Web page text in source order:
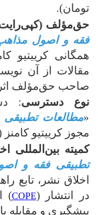
تومان).
حق‌مؤلف
فقه و اصول
همگانی کرییتیو
مقالات از آن
صاحب حق‌مؤلف
نوع دسترسی:
«مطالعات
مجوز کرییتیو کامنز
کمیته بین‌المللی
تطبیقی فقه و
اخلاق نشر، تابع
در انتشار (COPE
)
پیشگیری و مقابله